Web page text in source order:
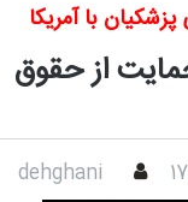
با آمریکا
از حقوق
dehghani